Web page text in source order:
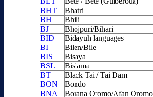
BHT
Bhatri
BH
Bhili
BJ
Bhojpuri/Bihari
BID
Bidayuh languages
BI
Bilen/Bile
BIS
Bisaya
BSL
Bislama
BT
Black Tai / Tai Dam
BON
Bondo
BNA
Borana Oromo/Afan Oromo